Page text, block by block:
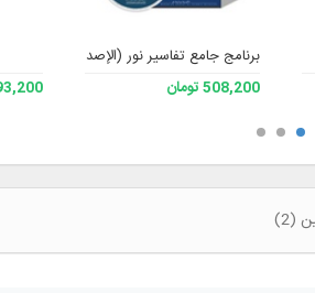
برنامج جامع تفاسير نور (الإصدار 4)
508,200 تومان
193,200
(2)